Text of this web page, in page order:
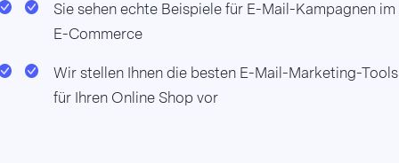
Sie sehen echte Beispiele für E-Mail-Kampagnen im
E-Commerce
Wir stellen Ihnen die besten E-Mail-Marketing-Tools
für Ihren Online Shop vor